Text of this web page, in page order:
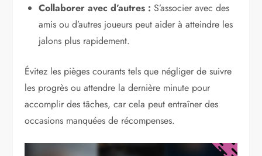
Collaborer avec d’autres : S’associer avec des
amis ou d’autres joueurs peut aider à atteindre les
jalons plus rapidement.
Évitez les pièges courants tels que négliger de suivre
les progrès ou attendre la dernière minute pour
accomplir des tâches, car cela peut entraîner des
occasions manquées de récompenses.